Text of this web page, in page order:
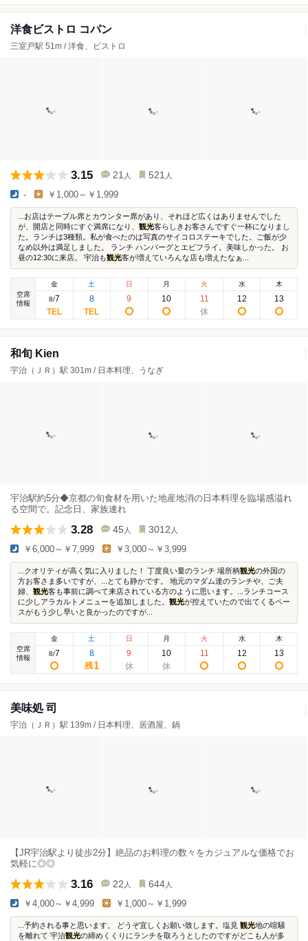
洋食ビストロ コパン
三室戸駅 51m / 洋食、ビストロ
3.15 21 人 521 人
- ￥1,000～￥1,999
...お店はテーブル席とカウンター席があり、それほど広くはありませんでした
が、開店と同時にすぐ満席になり、 観光客らしきお客さんですぐ一杯になりまし
た。ランチは3種類。私が食べたのは写真のサイコロステーキでした。ご飯が少
なめ以外は満足しました。 ランチ ハンバーグとエビフライ。美味しかった。 お
昼の12:30に来店。 宇治も観光客が増えていろんな店も増えたなぁ...
空席
情報
金
8/7
土
8
日
9
月
10
火
11
水
12
木
13
和旬 Kien
宇治（ＪＲ）駅 301m / 日本料理、うなぎ
宇治駅約5分◆京都の旬食材を用いた地産地消の日本料理を臨場感溢れ
る空間で。記念日、家族連れ
3.28 45 人 3012 人
￥6,000～￥7,999 ￥3,000～￥3,999
...クオリティが高く気に入りました！ 丁度良い量のランチ 場所柄観光の外国の
方お客さま多いですが、...とても静かです。 地元のマダム達のランチや、ご夫
婦、 観光客も事前に調べて来店されている方のように思います。...ランチコース
に少しアラカルトメニューを追加しました。 観光が控えていたので出てくるペー
スがもう少し早いと良かったのですが...
空席
情報
金
8/7
土
8
残1
日
9
月
10
火
11
水
12
木
13
美味処 司
宇治（ＪＲ）駅 139m / 日本料理、居酒屋、鍋
【JR宇治駅より徒歩2分】絶品のお料理の数々をカジュアルな価格でお
気軽に◎◎
3.16 22 人 644 人
￥4,000～￥4,999 ￥1,000～￥1,999
...予約される事と思います。 どうぞ宜しくお願い致します。塩見 観光地の喧騒
を離れて 宇治観光の締めくくりにランチを取ろうとしたのですがどこも人が多